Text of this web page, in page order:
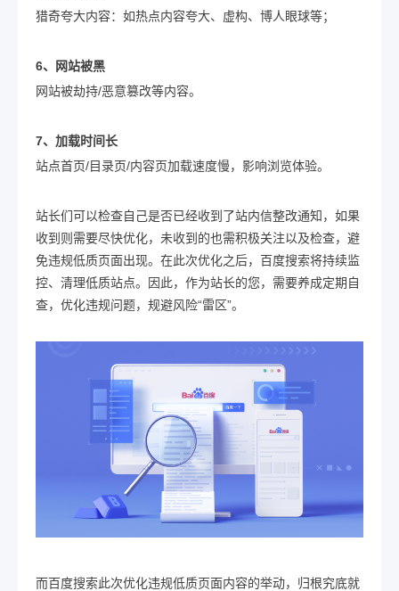
猎奇夸大内容：如热点内容夸大、虚构、博人眼球等；
6、网站被黑
网站被劫持/恶意篡改等内容。
7、加载时间长
站点首页/目录页/内容页加载速度慢，影响浏览体验。
站长们可以检查自己是否已经收到了站内信整改通知，如果
收到则需要尽快优化，未收到的也需积极关注以及检查，避
免违规低质页面出现。在此次优化之后，百度搜索将持续监
控、清理低质站点。因此，作为站长的您，需要养成定期自
查，优化违规问题，规避风险“雷区”。
而百度搜索此次优化违规低质页面内容的举动，归根究底就